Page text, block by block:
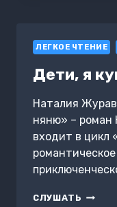
ЛЕГКОЕ ЧТЕНИЕ
Дети, я
Наталия
няню» – роман
входит в цикл
СЛУШАТЬ ДЕТИ,